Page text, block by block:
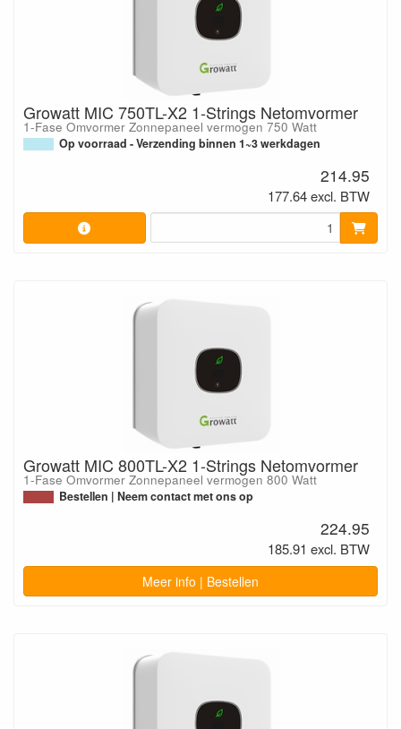
Growatt MIC 750TL-X2 1-Strings Netomvormer
1-Fase Omvormer Zonnepaneel vermogen 750 Watt
Op voorraad - Verzending binnen 1~3 werkdagen
214.95
177.64 excl. BTW
Growatt MIC 800TL-X2 1-Strings Netomvormer
1-Fase Omvormer Zonnepaneel vermogen 800 Watt
Bestellen | Neem contact met ons op
224.95
185.91 excl. BTW
Meer info | Bestellen